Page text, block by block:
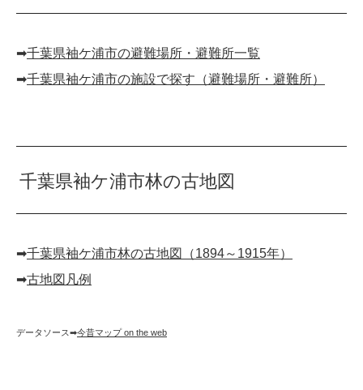
➡︎千葉県袖ケ浦市の避難場所・避難所一覧
➡︎千葉県袖ケ浦市の施設で探す（避難場所・避難所）
千葉県袖ケ浦市林の古地図
➡︎千葉県袖ケ浦市林の古地図（1894～1915年）
➡︎古地図凡例
データソース➡︎今昔マップ on the web